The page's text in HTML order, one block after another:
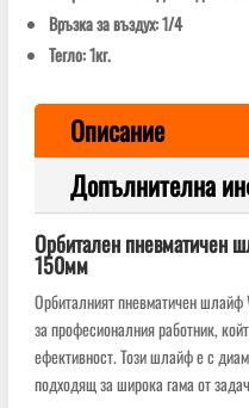
Връзка за въздух: 1/4
Тегло: 1кг.
Описание
Допълнителна
Орбитален пневматичен
150мм
Орбиталният пневматичен
за професионалния работник,
ефективност. Този шлайф е с
подходящ за широка гама от